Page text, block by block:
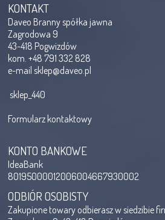
KONTAKT
Daveo Branny spółka jawna
Zagrodowa 9
43-418 Pogwizdów
kom. +48 791 332 828
e-mailsklep@daveo.pl
sklep_440
Formularz kontaktowy
KONTO BANKOWE
IdeaBank
80195000012006004667930002
ODBIÓR OSOBISTY
Zakupione towary odbierasz w siedzibie